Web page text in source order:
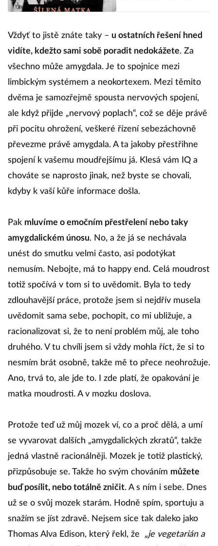
papiňáky
Vždyť to jistě znáte taky – u ostatních řešení hned
vidíte, kdežto sami sobě poradit nedokážete. Za
všechno může amygdala. Je to spojnice mezi
limbickým systémem a neokortexem. Mezi těmito
dvěma je samozřejmě spousta nervových spojení,
ale když přijde „nervový poplach“, což se děje právě
při pocitu ohrožení, veškeré řízení sebezáchovně
převezme právě amygdala. A ta jakoby přestřihne
spojení k vašemu moudřejšímu já. Klesá vám IQ a
chováte se naprosto jinak, než byste se chovali,
kdyby k vaší kůře informace došla.
Pak mluvíme o emočním přestřelení nebo taky
amygdalickém únosu. No, a že já se nechávala
unést do smutku velmi často, asi podotýkat
nemusím. Nebojte, má to happy end. Celá moudrost
totiž spočívá v tom si to uvědomit. Byla to tedy
zdlouhavější práce, protože jsem si nejdřív musela
uvědomit sama sebe, pochopit, co mi ubližuje, a
racionalizovat si, že to není problém můj, ale toho
druhého. V tu chvíli jsem si vždy mohla říct, že si to
nesmím brát osobně, takže mě to přece neohrožuje.
Ano, trvá to, ale jde to. I zde platí, že opakování je
matka moudrosti. A v mozku doslova.
Protože teď už můj mozek ví, co a proč dělá, a umí
se vyvarovat dalších „amygdalických zkratů“, takže
jedná vlastně racionálněji. Mozek je totiž plastický,
přizpůsobuje se. Takže ho svým chováním můžete
buď posílit, nebo totálně zničit. A s ním i sebe. Dnes
už se o svůj mozek starám. Hodně spím, sportuju a
snažím se jíst zdravě. Nejsem sice tak daleko jako
Thomas Alva Edison, který řekl, že
„je vegetarián a